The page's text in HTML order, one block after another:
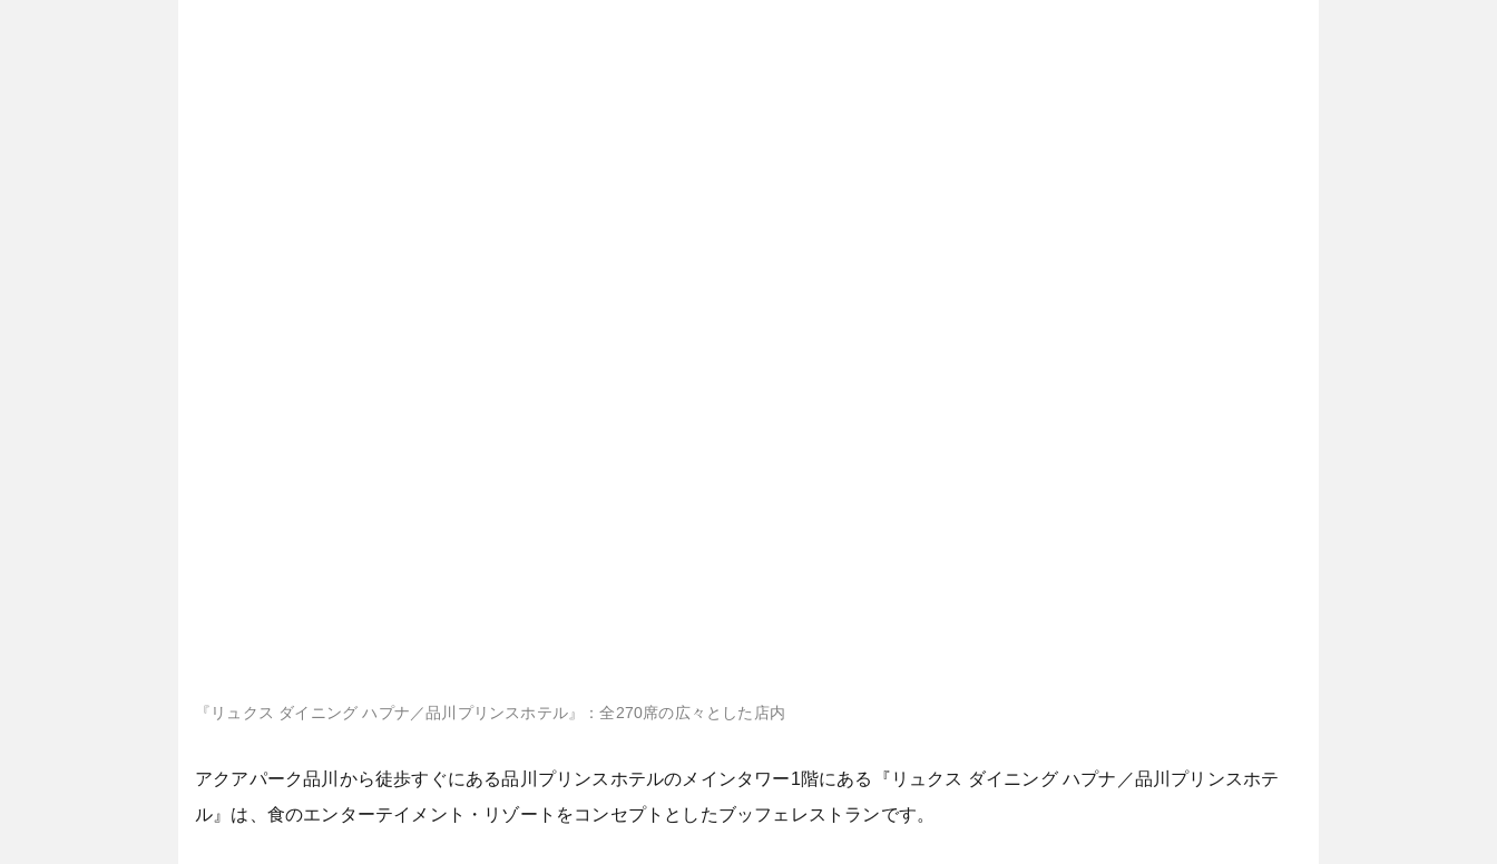
『リュクス ダイニング ハプナ／品川プリンスホテル』：全270席の広々とした店内
アクアパーク品川から徒歩すぐにある品川プリンスホテルのメインタワー1階にある『リュクス ダイニング ハプナ／品川プリンスホテ
ル』は、食のエンターテイメント・リゾートをコンセプトとしたブッフェレストランです。